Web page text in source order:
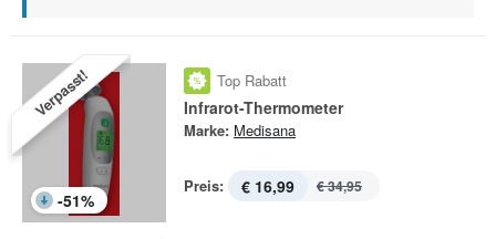
Verpasst!
-51%
Top Rabatt
Infrarot-Thermometer
Marke: Medisana
Preis: € 16,99 € 34,95